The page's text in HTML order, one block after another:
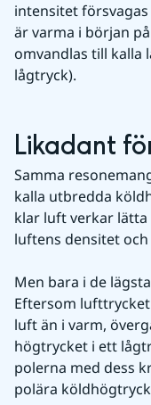
intensitet
är varma i början
omvandlas till kalla
lågtryck).
Likadant
Samma
kalla utbredda
klar luft verkar
luftens densitet
Men bara i de
Eftersom
luft än i varm,
högtrycket i ett
polerna med dess
polära